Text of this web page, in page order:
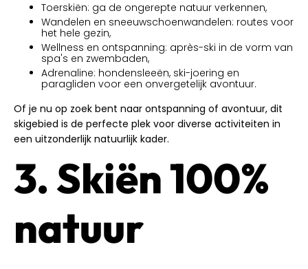
Toerskiën: ga de ongerepte natuur verkennen,
Wandelen en sneeuwschoenwandelen: routes voor
het hele gezin,
Wellness en ontspanning: après-ski in de vorm van
spa's en zwembaden,
Adrenaline: hondensleeën, ski-joering en
paragliden voor een onvergetelijk avontuur.
Of je nu op zoek bent naar ontspanning of avontuur, dit
skigebied is de perfecte plek voor diverse activiteiten in
een uitzonderlijk natuurlijk kader.
3. Skiën 100%
natuur